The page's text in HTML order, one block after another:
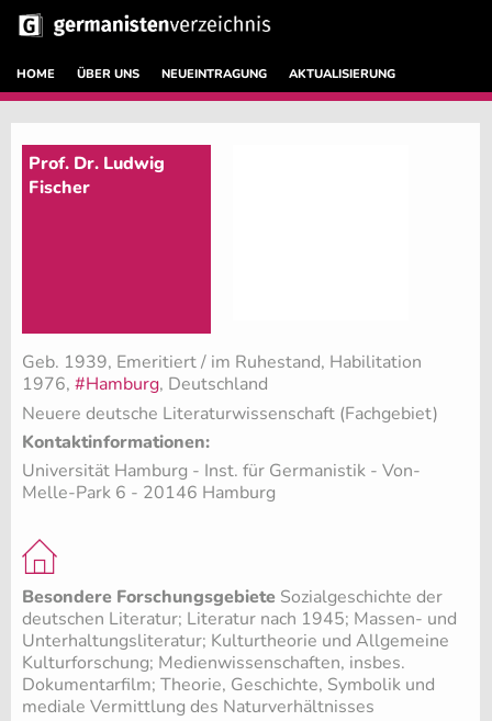
HOME ÜBER UNS NEUEINTRAGUNG AKTUALISIERUNG
Prof. Dr. Ludwig
Fischer
Geb. 1939, Emeritiert / im Ruhestand, Habilitation
1976, #Hamburg, Deutschland
Neuere deutsche Literaturwissenschaft (Fachgebiet)
Kontaktinformationen:
Universität Hamburg - Inst. für Germanistik - Von-
Melle-Park 6 - 20146 Hamburg
Besondere Forschungsgebiete Sozialgeschichte der
deutschen Literatur; Literatur nach 1945; Massen- und
Unterhaltungsliteratur; Kulturtheorie und Allgemeine
Kulturforschung; Medienwissenschaften, insbes.
Dokumentarfilm; Theorie, Geschichte, Symbolik und
mediale Vermittlung des Naturverhältnisses